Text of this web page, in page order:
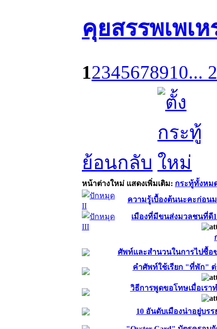
คุยสรรพเพเห
12345678910...
ย้อนกลับ
หน้าต่างใหม่ แสดงเพิ่มเติม: กระทู้ทั้งหม
ความรู้เบื้องต้นนะคะก่อน
เมืองที่มีขนส่งมวลชนที่ดี
ศัพท์และสำนวนในการไปซื้อข
คำศัพท์ใช้เรียก "ที่พัก" ต่
วิธีการพูดขอโทษเมื่อเร
10 อันดับเมืองน่าอยู่บร